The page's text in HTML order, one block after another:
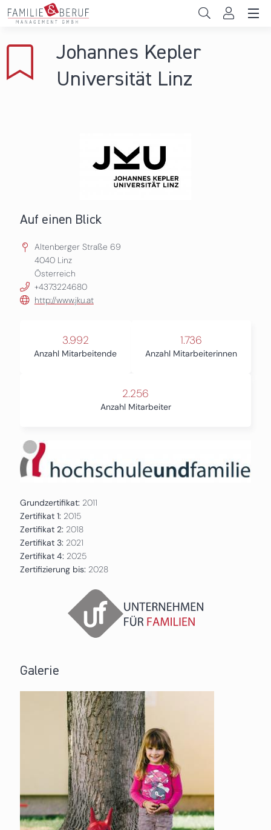
Direkt zum Inhalt
Gemeinden
Johannes Kepler
Universität Linz
Auf einen Blick
Altenberger Straße 69
4040 Linz
Österreich
+4373224680
http://www.jku.at
3.992
Anzahl Mitarbeitende
1.736
Anzahl Mitarbeiterinnen
2.256
Anzahl Mitarbeiter
Grundzertifikat: 2011
Zertifikat 1: 2015
Zertifikat 2: 2018
Zertifikat 3: 2021
Zertifikat 4: 2025
Zertifizierung bis: 2028
Galerie